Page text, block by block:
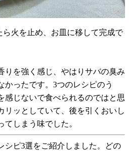
ら火を止め、お皿に移して完成で
りを強く感じ、やはりサバの臭み
かったです。3つのレシピのう
感じないで食べられるのではと思
リッとしていて、後を引くおいし
てしまう味でした。
シピ3選をご紹介しました。どの